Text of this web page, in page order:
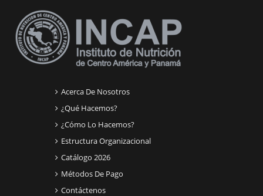
Acerca De Nosotros
¿Qué Hacemos?
¿Cómo Lo Hacemos?
Estructura Organizacional
Catálogo 2026
Métodos De Pago
Contáctenos